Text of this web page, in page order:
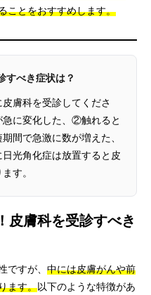
ことをおすすめします。
すべき症状は？
膚科を受診してくださ
に変化した、②触れると
間で急激に数が増えた、
光角化症は放置すると皮
す。
皮膚科を受診すべき
ですが、 中には皮膚がんや前
ます。以下のような特徴があ